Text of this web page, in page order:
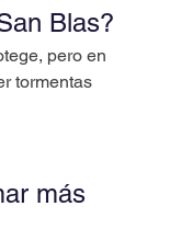
Blas?
pero en
tormentas
más